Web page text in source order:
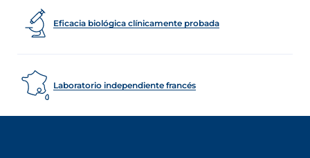
Eficacia biológica clínicamente probada
Laboratorio independiente francés